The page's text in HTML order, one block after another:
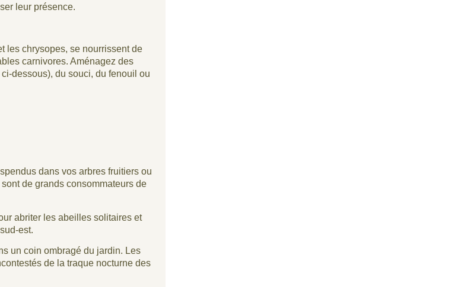
leur présence.
les chrysopes, se nourrissent de
carnivores. Aménagez des
dessous), du souci, du fenouil ou
dans vos arbres fruitiers ou
de grands consommateurs de
abriter les abeilles solitaires et
est.
un coin ombragé du jardin. Les
de la traque nocturne des